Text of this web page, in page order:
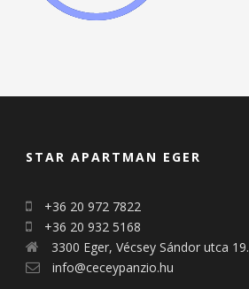
STAR APARTMAN EGER
+36 20 972 7822
+36 20 932 5168
3300 Eger, Vécsey Sándor utca 19.
info@ceceypanzio.hu